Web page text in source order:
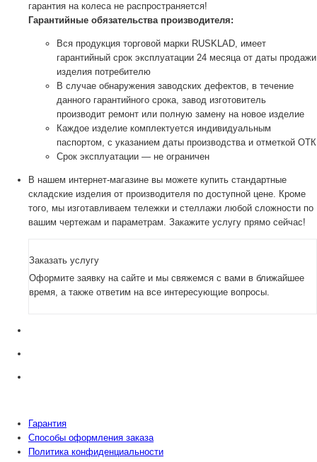
гарантия на колеса не распространяется!
Гарантийные обязательства производителя:
Вся продукция торговой марки RUSKLAD, имеет
гарантийный срок эксплуатации 24 месяца от даты продажи
изделия потребителю
В случае обнаружения заводских дефектов, в течение
данного гарантийного срока, завод изготовитель
производит ремонт или полную замену на новое изделие
Каждое изделие комплектуется индивидуальным
паспортом, с указанием даты производства и отметкой ОТК
Срок эксплуатации — не ограничен
В нашем интернет-магазине вы можете купить стандартные
складские изделия от производителя по доступной цене. Кроме
того, мы изготавливаем тележки и стеллажи любой сложности по
вашим чертежам и параметрам. Закажите услугу прямо сейчас!
Заказать услугу
Оформите заявку на сайте и мы свяжемся с вами в ближайшее
время, а также ответим на все интересующие вопросы.
Гарантия
Способы оформления заказа
Политика конфиденциальности